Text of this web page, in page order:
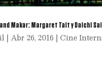
Makar: Margaret Tait y Daichi
| Abr 26, 2016 | Cine